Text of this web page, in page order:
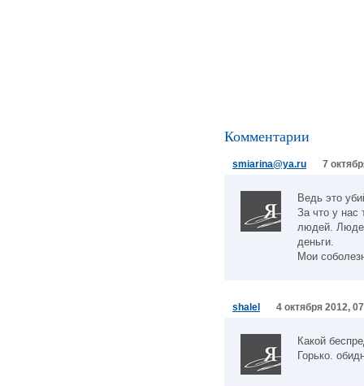
Комментарии
smiarina@ya.ru 7
Ведь это
За что у нас
людей.
деньги.
Мои
shalel 4 октября 2012,
Какой
Горько.